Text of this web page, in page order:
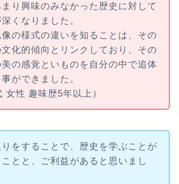
り興味のみなかった歴史に対して
くなりました。
像の様式の違いを知ることは、その
文化的傾向とリンクしており、その
美の感覚といものを自分の中で追体
ができました。
女性 趣味歴5年以上）
をすることで、歴史を学ぶことが
とと、ご利益があると思いまし